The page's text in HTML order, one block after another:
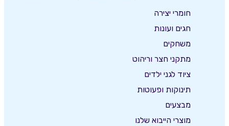
חומרי יצירה
חגים ועונות
משחקים
מתקני חצר וריהוט
ציוד לגני ילדים
תינוקות ופעוטות
מבצעים
מוצרי הייבוא שלנו